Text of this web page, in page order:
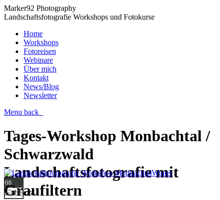
Marker92 Photography
Landschaftsfotografie Workshops und Fotokurse
Home
Workshops
Fotoreisen
Webinare
Über mich
Kontakt
News/Blog
Newsletter
Menu back
Tages-Workshop Monbachtal /
Schwarzwald
Landschaftsfotografie mit
Graufiltern
08
Feb 2025